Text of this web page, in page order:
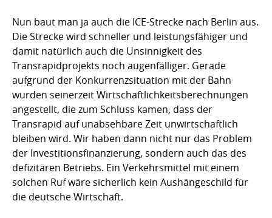
Nun baut man ja auch die ICE-Strecke nach Berlin aus.
Die Strecke wird schneller und leistungsfähiger und
damit natürlich auch die Unsinnigkeit des
Transrapidprojekts noch augenfälliger. Gerade
aufgrund der Konkurrenzsituation mit der Bahn
wurden seinerzeit Wirtschaftlichkeitsberechnungen
angestellt, die zum Schluss kamen, dass der
Transrapid auf unabsehbare Zeit unwirtschaftlich
bleiben wird. Wir haben dann nicht nur das Problem
der Investitionsfinanzierung, sondern auch das des
defizitären Betriebs. Ein Verkehrsmittel mit einem
solchen Ruf wäre sicherlich kein Aushängeschild für
die deutsche Wirtschaft.